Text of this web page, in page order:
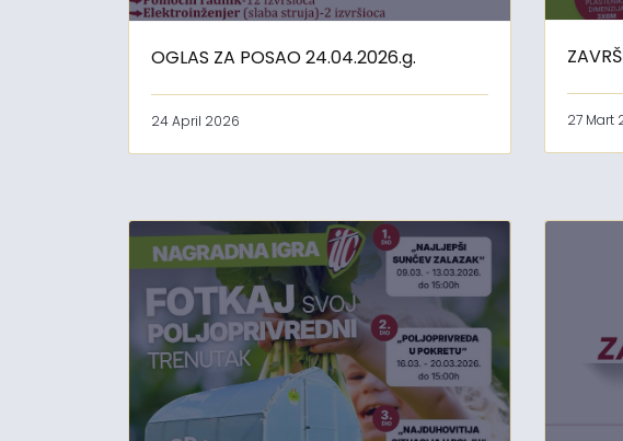
OGLAS ZA POSAO 24.04.2026.g.
24 April 2026 27 Mart